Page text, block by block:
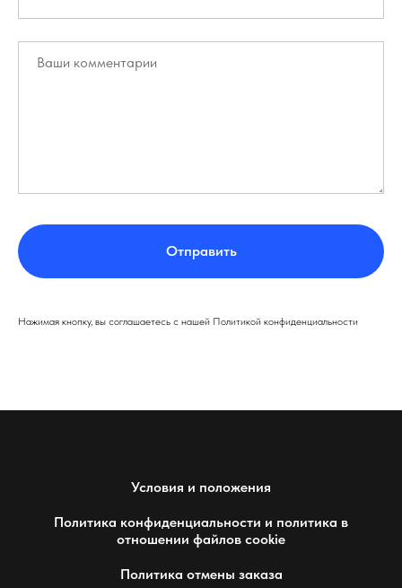
Отправить
Нажимая кнопку, вы соглашаетесь с нашей Политикой конфиденциальности
Условия и положения
Политика конфиденциальности и политика в
отношении файлов cookie
Политика отмены заказа